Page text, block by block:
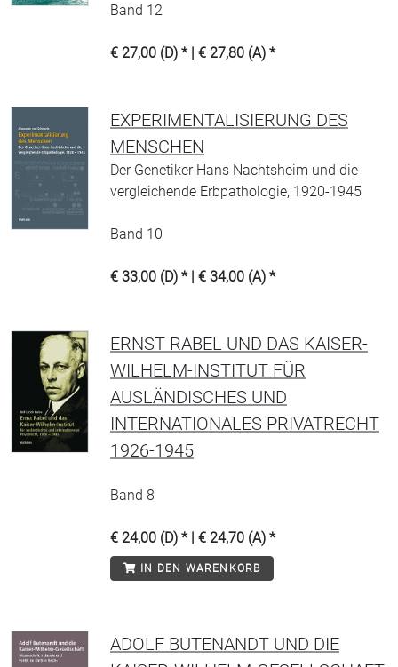
Band 12
€ 27,00 (D) * | € 27,80 (A) *
EXPERIMENTALISIERUNG DES
MENSCHEN
Der Genetiker Hans Nachtsheim und die
vergleichende Erbpathologie, 1920-1945
Band 10
€ 33,00 (D) * | € 34,00 (A) *
ERNST RABEL UND DAS KAISER-
WILHELM-INSTITUT FÜR
AUSLÄNDISCHES UND
INTERNATIONALES PRIVATRECHT
1926-1945
Band 8
€ 24,00 (D) * | € 24,70 (A) *
IN DEN WARENKORB
ADOLF BUTENANDT UND DIE